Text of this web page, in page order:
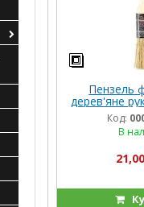
Пензель
дерев'яне
Код:
В